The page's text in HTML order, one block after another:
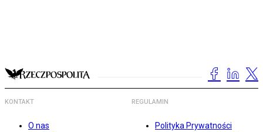
KONTAKT
O nas
REGULAMIN
Polityka Prywatności